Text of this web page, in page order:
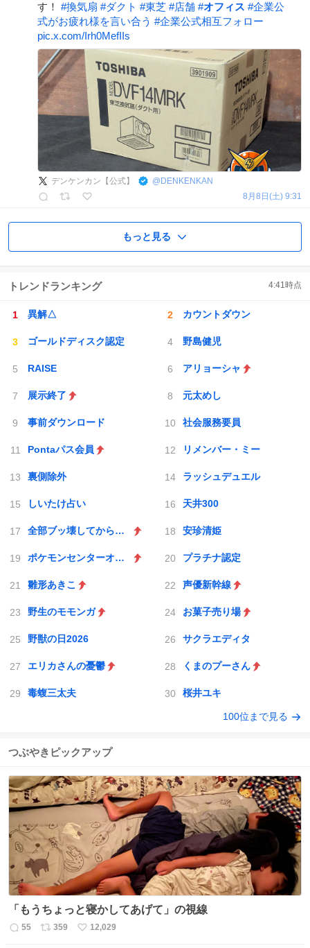
す！ #換気扇 #ダクト #東芝 #店舗 #オフィス #企業公
式がお疲れ様を言い合う #企業公式相互フォロー
pic.x.com/Irh0MefIIs
デンケンカン【公式】 @ DENKENKAN
8月8日(土) 9:31
もっと見る
トレンドランキング 4:41時点
異解△ カウントダウン
ゴールドディスク認定 野島健児
RAISE アリョーシャ
展示終了 元太めし
事前ダウンロード 社会服務要員
Pontaパス会員 リメンバー・ミー
裏側除外 ラッシュデュエル
しいたけ占い 天井300
全部ブッ壊してから辞めたい 安珍清姫
ポケモンセンターオンライン プラチナ認定
雛形あきこ 声優新幹線
野生のモモンガ お菓子売り場
野獣の日2026 サクラエディタ
エリカさんの憂鬱 くまのプーさん
毒蝮三太夫 桜井ユキ
100位まで見る
つぶやきピックアップ
「もうちょっと寝かしてあげて」の視線
返
55
リ
359
い
12,029